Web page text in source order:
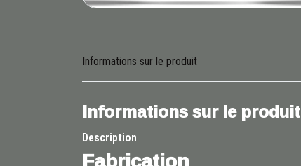
Informations sur le produit
Informations sur le produit
Description